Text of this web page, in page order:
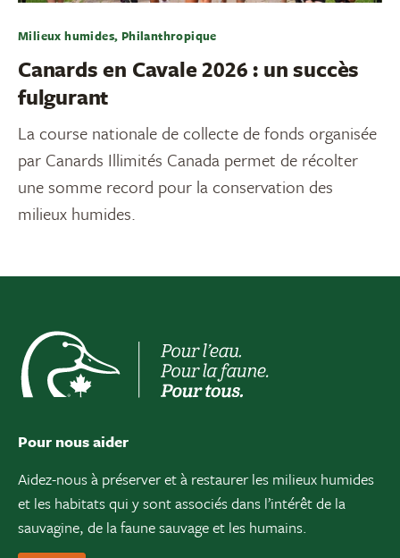
Milieux humides, Philanthropique
Canards en Cavale 2026 : un succès
fulgurant
La course nationale de collecte de fonds organisée
par Canards Illimités Canada permet de récolter
une somme record pour la conservation des
milieux humides.
Pour nous aider
Aidez-nous à préserver et à restaurer les milieux humides
et les habitats qui y sont associés dans l’intérêt de la
sauvagine, de la faune sauvage et les humains.